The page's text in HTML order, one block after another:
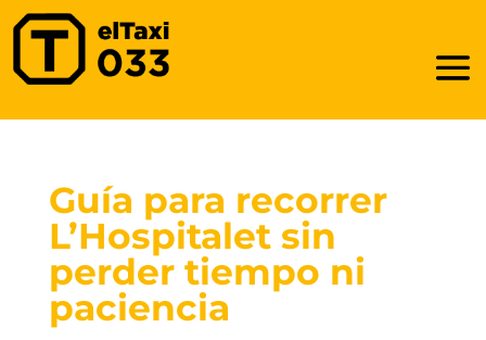
Guía para recorrer
L’Hospitalet sin
perder tiempo ni
paciencia